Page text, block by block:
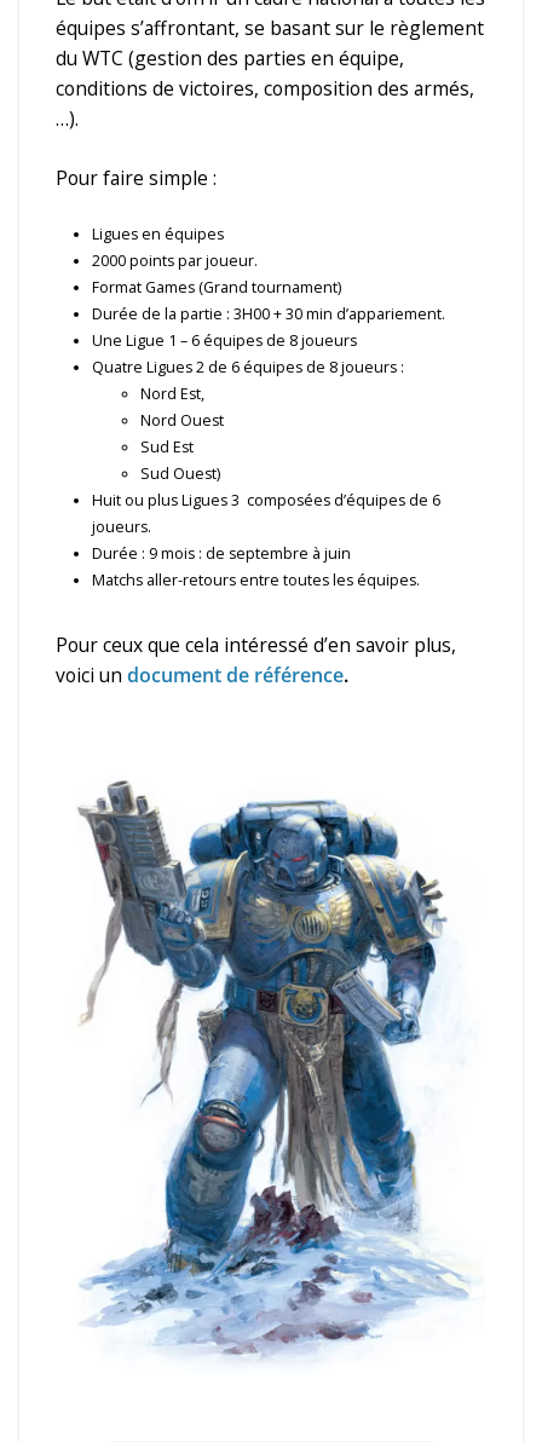
équipes s’affrontant, se basant sur le règlement
du WTC (gestion des parties en équipe,
conditions de victoires, composition des armés,
…).
Pour faire simple :
Ligues en équipes
2000 points par joueur.
Format Games (Grand tournament)
Durée de la partie : 3H00 + 30 min d’appariement.
Une Ligue 1 – 6 équipes de 8 joueurs
Quatre Ligues 2 de 6 équipes de 8 joueurs :
Nord Est,
Nord Ouest
Sud Est
Sud Ouest)
Huit ou plus Ligues 3 composées d’équipes de 6
joueurs.
Durée : 9 mois : de septembre à juin
Matchs aller-retours entre toutes les équipes.
Pour ceux que cela intéressé d’en savoir plus,
voici un document de référence.